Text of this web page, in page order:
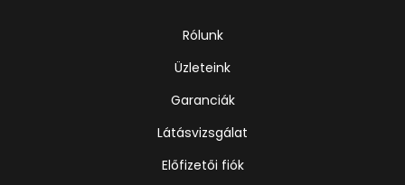
Rólunk
Üzleteink
Garanciák
Látásvizsgálat
Előfizetői fiók